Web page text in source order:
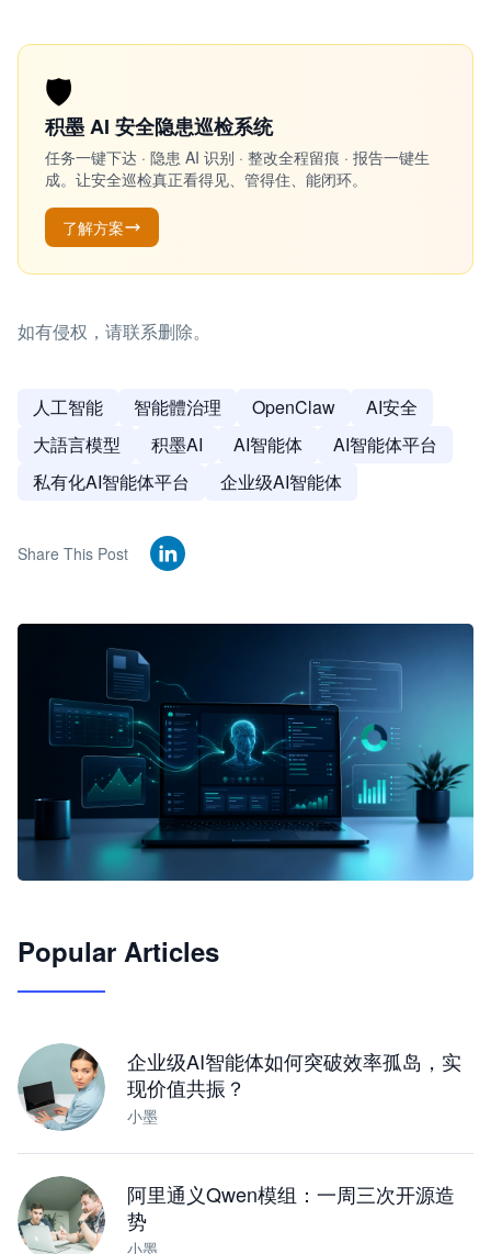
🛡️
积墨 AI 安全隐患巡检系统
任务一键下达 · 隐患 AI 识别 · 整改全程留痕 · 报告一键生
成。让安全巡检真正看得见、管得住、能闭环。
了解方案
如有侵权，请联系删除。
人工智能 智能體治理 OpenClaw
AI安全
大語言模型
积墨AI AI智能体
AI智能体平台
私有化AI智能体平台
企业级AI智能体
Share This Post
JimoClaw 桌面 AI Agent 工作台
Popular Articles
企业级AI智能体如何突破效率孤岛，实
现价值共振？
小墨
阿里通义Qwen模组：一周三次开源造
势
小墨